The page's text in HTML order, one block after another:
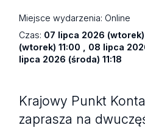
Miejsce wydarzenia: Online
Czas: 07 lipca 2026
(wtorek) 11:00 , 08 lipca
lipca 2026 (środa) 11:18
Krajowy Punkt
zaprasza na